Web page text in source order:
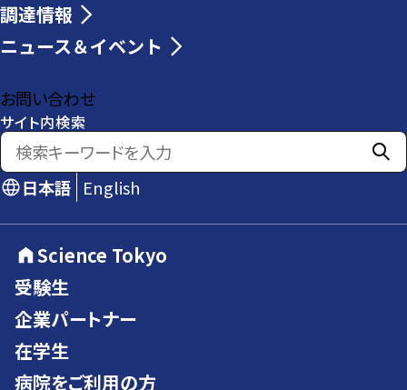
調達情報
ニュース＆イベント
お問い合わせ
サイト内検索
日本語 English
Science Tokyo
受験生
企業パートナー
在学生
病院をご利用の方